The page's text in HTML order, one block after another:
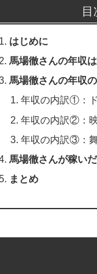
目
はじめに
馬場徹さんの年収
馬場徹さんの年収
年収の内訳①：
年収の内訳②：
年収の内訳③：
馬場徹さんが稼い
まとめ